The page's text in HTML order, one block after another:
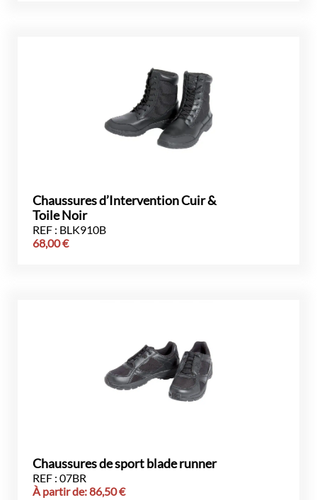
Chaussures d’Intervention Cuir &
Toile Noir
REF : BLK910B
68,00€
Chaussures de sport blade runner
REF : 07BR
À partir de:86,50€